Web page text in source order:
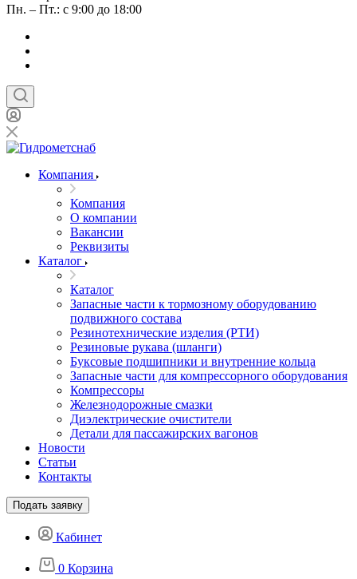
Пн. – Пт.: с 9:00 до 18:00
Компания
Компания
О компании
Вакансии
Реквизиты
Каталог
Каталог
Запасные части к тормозному оборудованию
подвижного состава
Резинотехнические изделия (РТИ)
Резиновые рукава (шланги)
Буксовые подшипники и внутренние кольца
Запасные части для компрессорного оборудования
Компрессоры
Железнодорожные смазки
Диэлектрические очистители
Детали для пассажирских вагонов
Новости
Статьи
Контакты
Подать заявку
Кабинет
0 Корзина